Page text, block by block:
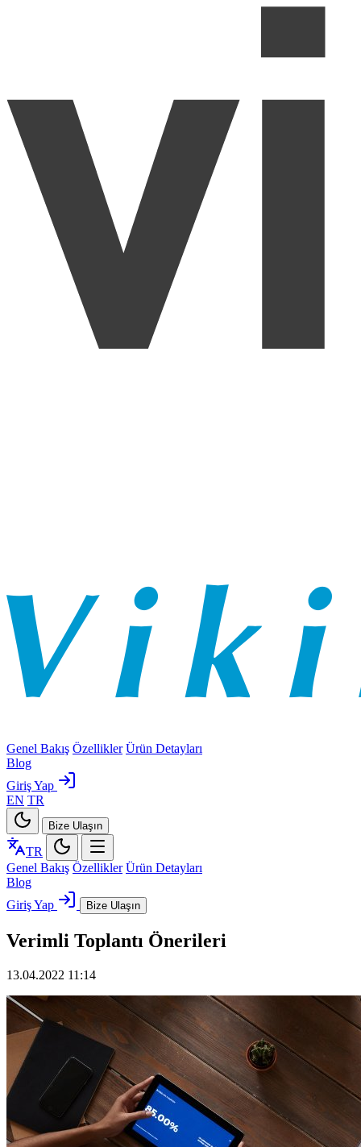
Genel Bakış Özellikler Ürün Detayları
Blog
Giriş Yap
EN TR
Bize Ulaşın
TR
Genel Bakış Özellikler Ürün Detayları
Blog
Giriş Yap
Bize Ulaşın
Verimli Toplantı Önerileri
13.04.2022 11:14